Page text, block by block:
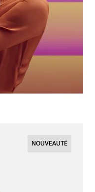
NOUVEAUTÉ